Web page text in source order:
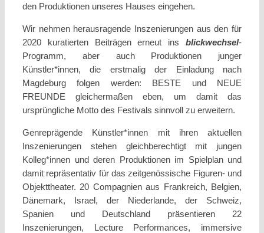
den Produktionen unseres Hauses eingehen.
Wir nehmen herausragende Inszenierungen aus den für
2020 kuratierten Beiträgen erneut ins blickwechsel-
Programm, aber auch Produktionen junger
Künstler*innen, die erstmalig der Einladung nach
Magdeburg folgen werden: BESTE und NEUE
FREUNDE gleichermaßen eben, um damit das
ursprüngliche Motto des Festivals sinnvoll zu erweitern.
Genreprägende Künstler*innen mit ihren aktuellen
Inszenierungen stehen gleichberechtigt mit jungen
Kolleg*innen und deren Produktionen im Spielplan und
damit repräsentativ für das zeitgenössische Figuren- und
Objekttheater. 20 Compagnien aus Frankreich, Belgien,
Dänemark, Israel, der Niederlande, der Schweiz,
Spanien und Deutschland präsentieren 22
Inszenierungen, Lecture Performances, immersive